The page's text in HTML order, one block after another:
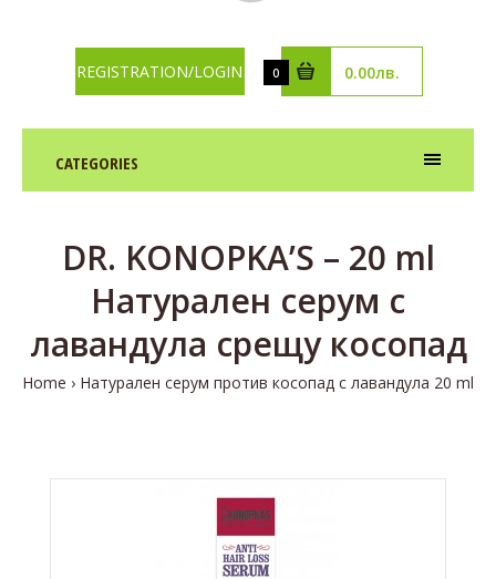
REGISTRATION/LOGIN 0 0.00лв.
CATEGORIES
DR. KONOPKA’S – 20 ml
Натурален серум с
лавандула срещу косопад
Home Натурален серум против косопад с лавандула 20 ml